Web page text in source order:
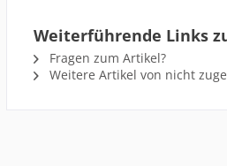
Weiterführende Links
Fragen zum Artikel?
Weitere Artikel von nicht